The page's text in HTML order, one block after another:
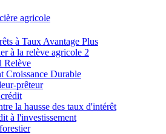
agricole
à Taux Avantage Plus
à la relève agricole 2
Relève
Croissance Durable
prêteur
la hausse des taux d'intérêt
à l'investissement